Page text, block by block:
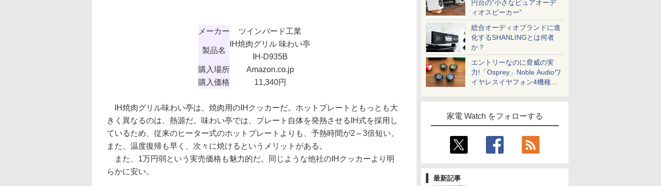
円台の“小さなピュアオーデ
ィオスピーカー”
総合オーディオブランドに進
化するSHANLINGとは何者
か？
エントリーなのに脅威の実
力!「Osprey」Noble Audioワ
イヤレスイヤフォン4機種を
家電 Watch をフォローする
最新記事
メーカー ツインバード工業
製品名
IH焼肉グリル 味わい亭
IH-D935B
購入場所
Amazon.co.jp
購入価格
11,340円
IH焼肉グリル味わい亭は、焼肉用のIHクッカーだ。ホットプレートともっとも大
きく異なるのは、熱源だ。味わい亭では、プレート自体を発熱させるIH式を採用し
ているため、従来のヒーター式のホットプレートよりも、予熱時間が2～3倍短い。
また、温度復帰も早く、次々に焼けるというメリットがある。
また、1万円弱という実売価格も魅力的だ。同じような他社のIHクッカーより明
らかに安い。